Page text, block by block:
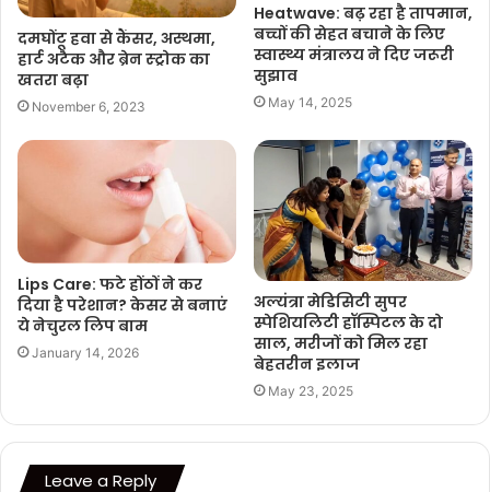
दमघोंटू हवा से कैंसर, अस्थमा,
हार्ट अटैक और ब्रेन स्ट्रोक का
खतरा बढ़ा
November 6, 2023
Heatwave: बढ़ रहा है तापमान,
बच्चों की सेहत बचाने के लिए
स्वास्थ्य मंत्रालय ने दिए जरूरी
सुझाव
May 14, 2025
Lips Care: फटे होंठों ने कर
दिया है परेशान? केसर से बनाएं
ये नेचुरल लिप बाम
January 14, 2026
अल्यंत्रा मेडिसिटी सुपर
स्पेशियलिटी हॉस्पिटल के दो
साल, मरीजों को मिल रहा
बेहतरीन इलाज
May 23, 2025
Leave a Reply